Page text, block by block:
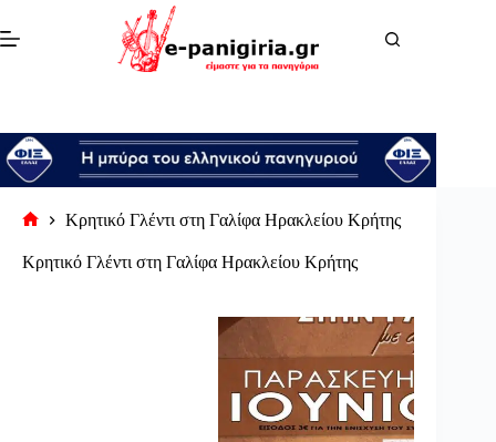
στο
περιεχόμενο
σελίδα
Κρητικό Γλέντι στη Γαλίφα Ηρακλείου Κρήτης
Κρητικό Γλέντι στη Γαλίφα Ηρακλείου Κρήτης